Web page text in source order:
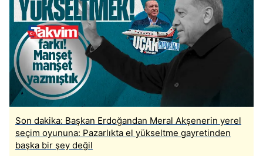
Son dakika: Başkan Erdoğandan Meral Akşenerin yerel
seçim oyununa: Pazarlıkta el yükseltme gayretinden
başka bir şey değil